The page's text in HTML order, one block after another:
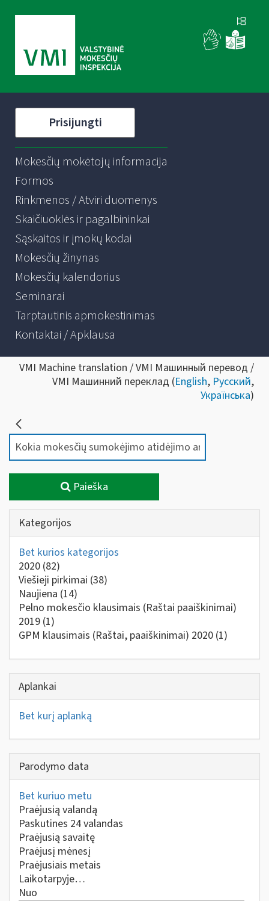
Prisijungti
Mokesčių mokėtojų informacija
Formos
Rinkmenos / Atviri duomenys
Skaičiuoklės ir pagalbininkai
Sąskaitos ir įmokų kodai
Mokesčių žinynas
Mokesčių kalendorius
Seminarai
Tarptautinis apmokestinimas
Kontaktai / Apklausa
VMI Machine translation / VMI Машинный перевод /
VMI Машинний переклад (English, Русский,
Українська)
Paieška
Kategorijos
Bet kurios kategorijos
2020 (82)
Viešieji pirkimai (38)
Naujiena (14)
Pelno mokesčio klausimais (Raštai paaiškinimai)
2019 (1)
GPM klausimais (Raštai, paaiškinimai) 2020 (1)
Aplankai
Bet kurį aplanką
Parodymo data
Bet kuriuo metu
Praėjusią valandą
Paskutines 24 valandas
Praėjusią savaitę
Praėjusį mėnesį
Praėjusiais metais
Laikotarpyje…
Nuo